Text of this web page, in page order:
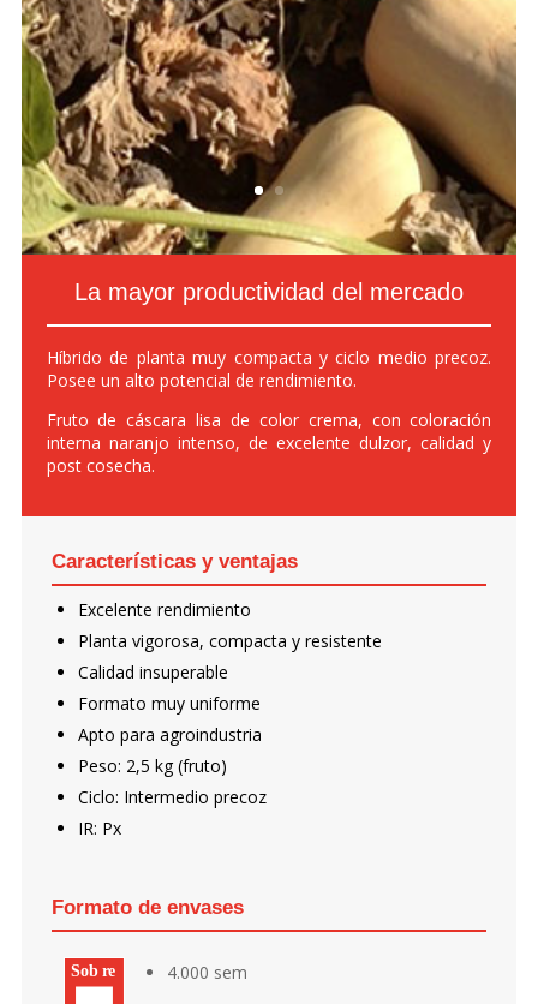
La mayor productividad del mercado
Híbrido de planta muy compacta y ciclo medio precoz.
Posee un alto potencial de rendimiento.
Fruto de cáscara lisa de color crema, con coloración
interna naranjo intenso, de excelente dulzor, calidad y
post cosecha.
Características y ventajas
Excelente rendimiento
Planta vigorosa, compacta y resistente
Calidad insuperable
Formato muy uniforme
Apto para agroindustria
Peso: 2,5 kg (fruto)
Ciclo: Intermedio precoz
IR: Px
Formato de envases
4.000 sem